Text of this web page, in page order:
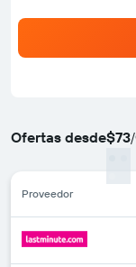
Ofertas desde$73/
Proveedor